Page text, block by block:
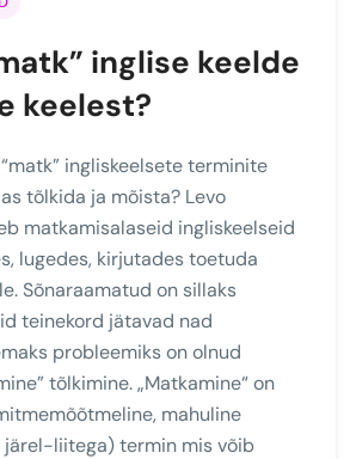
inglise keelde
keelest?
ingliskeelsete terminite
tõlkida ja mõista? Levo
matkamisalaseid ingliskeelseid
lugedes, kirjutades toetuda
Sõnaraamatud on sillaks
teinekord jätavad nad
probleemiks on olnud
tõlkimine. „Matkamine“ on
mahuline
liitega) termin mis võib